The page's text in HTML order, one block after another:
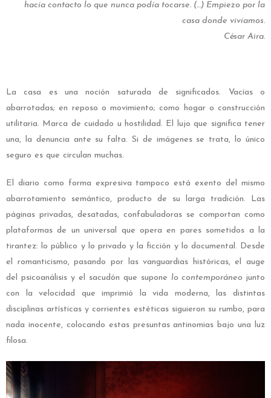
hacía contacto lo que nunca podía tocarse. (…) Empiezo por la
casa donde vivíamos.
César Aira.
La casa es una noción saturada de significados. Vacías o
abarrotadas; en reposo o movimiento; como hogar o construcción
utilitaria. Marca de cuidado u hostilidad. El lujo que significa tener
una, la denuncia ante su falta. Si de imágenes se trata, lo único
seguro es que circulan muchas.
El diario como forma expresiva tampoco está exento del mismo
abarrotamiento semántico, producto de su larga tradición. Las
páginas privadas, desatadas, confabuladoras se comportan como
plataformas de un universal que opera en pares sometidos a la
tirantez: lo público y lo privado y la ficción y lo documental. Desde
el romanticismo, pasando por las vanguardias históricas, el auge
del psicoanálisis y el sacudón que supone lo contemporáneo junto
con la velocidad que imprimió la vida moderna, las distintas
disciplinas artísticas y corrientes estéticas siguieron su rumbo, para
nada inocente, colocando estas presuntas antinomias bajo una luz
filosa.